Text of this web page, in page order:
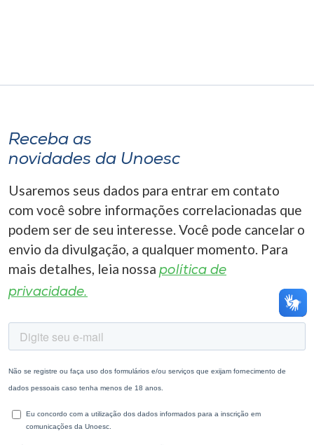
Receba as
novidades da Unoesc
Usaremos seus dados para entrar em contato
com você sobre informações correlacionadas que
podem ser de seu interesse. Você pode cancelar o
envio da divulgação, a qualquer momento. Para
mais detalhes, leia nossa política de
privacidade.